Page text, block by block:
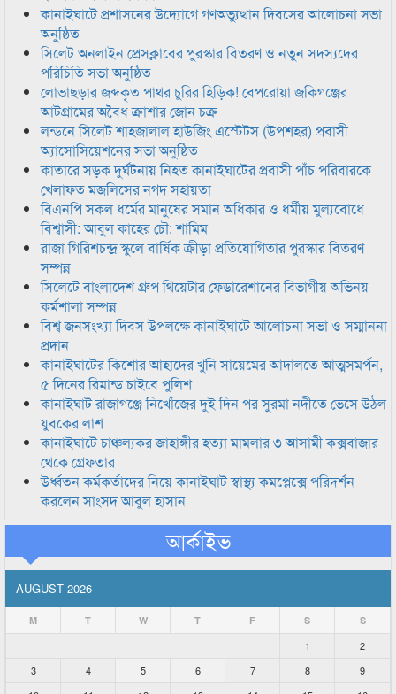
কানাইঘাটে প্রশাসনের উদ্যোগে গণঅভ্যুত্থান দিবসের আলোচনা সভা
অনুষ্ঠিত
সিলেট অনলাইন প্রেসক্লাবের পুরস্কার বিতরণ ও নতুন সদস্যদের
পরিচিতি সভা অনুষ্ঠিত
লোভাছড়ার জব্দকৃত পাথর চুরির হিড়িক! বেপরোয়া জকিগঞ্জের
আটগ্রামের অবৈধ ক্রাশার জোন চক্র
লন্ডনে সিলেট শাহজালাল হাউজিং এস্টেটস (উপশহর) প্রবাসী
অ্যাসোসিয়েশনের সভা অনুষ্ঠিত
কাতারে সড়ক দুর্ঘটনায় নিহত কানাইঘাটের প্রবাসী পাঁচ পরিবারকে
খেলাফত মজলিসের নগদ সহায়তা
বিএনপি সকল ধর্মের মানুষের সমান অধিকার ও ধর্মীয় মুল্যবোধে
বিশ্বাসী: আবুল কাহের চৌ: শামিম
রাজা গিরিশচন্দ্র স্কুলে বার্ষিক ক্রীড়া প্রতিযোগিতার পুরস্কার বিতরণ
সম্পন্ন
সিলেটে বাংলাদেশ গ্রুপ থিয়েটার ফেডারেশানের বিভাগীয় অভিনয়
কর্মশালা সম্পন্ন
বিশ্ব জনসংখ্যা দিবস উপলক্ষে কানাইঘাটে আলোচনা সভা ও সম্মাননা
প্রদান
কানাইঘাটের কিশোর আহাদের খুনি সায়েমের আদালতে আত্মসমর্পন,
৫ দিনের রিমান্ড চাইবে পুলিশ
কানাইঘাট রাজাগঞ্জে নিখোঁজের দুই দিন পর সুরমা নদীতে ভেসে উঠল
যুবকের লাশ
কানাইঘাটে চাঞ্চল্যকর জাহাঙ্গীর হত্যা মামলার ৩ আসামী কক্সবাজার
থেকে গ্রেফতার
উর্ধ্বতন কর্মকর্তাদের নিয়ে কানাইঘাট স্বাস্থ্য কমপ্লেক্সে পরিদর্শন
করলেন সাংসদ আবুল হাসান
আর্কাইভ
AUGUST 2026
M T W T F S S
1
2
3
4 5 6 7 8
9